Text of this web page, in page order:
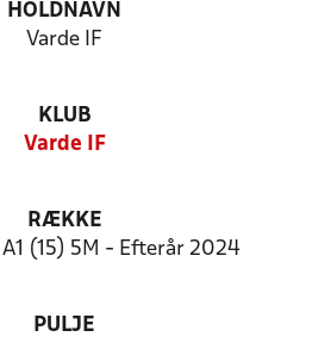
HOLDNAVN
Varde IF
KLUB
Varde IF
RÆKKE
A1 (15) 5M - Efterår 2024
PULJE